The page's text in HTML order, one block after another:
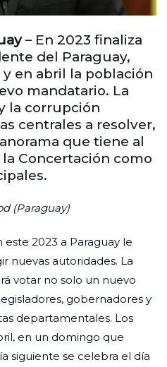
– En 2023 finaliza
del Paraguay,
en abril la población
mandatario. La
la corrupción
centrales a resolver,
que tiene al
Concertación como
(Paraguay)
2023 a Paraguay le
nuevas autoridades. La
votar no solo un nuevo
gobernadores y
departamentales. Los
en un domingo que
siguiente se celebra el día